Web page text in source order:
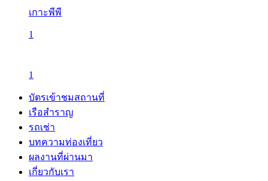
เกาะพีพี
1
1
บัตรเข้าชมสถานที่
เรือสำราญ
รถเช่า
บทความท่องเที่ยว
ผลงานที่ผ่านมา
เกี่ยวกับเรา